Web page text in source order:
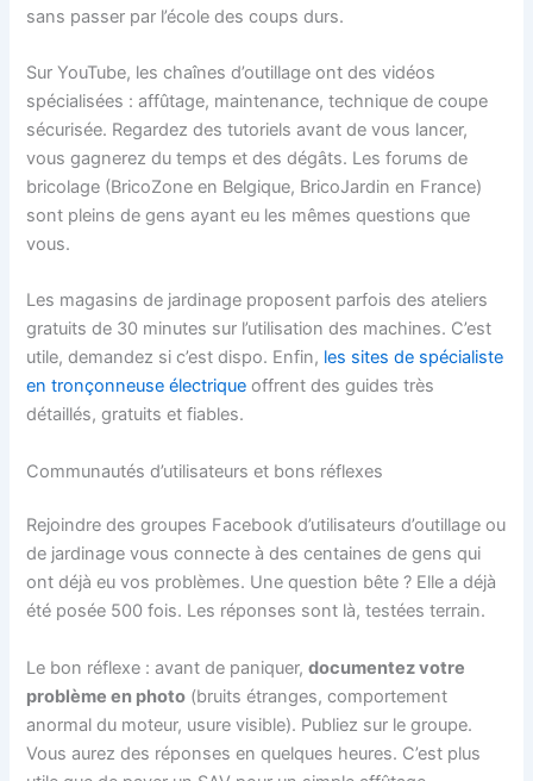
sans passer par l’école des coups durs.
Sur YouTube, les chaînes d’outillage ont des vidéos
spécialisées : affûtage, maintenance, technique de coupe
sécurisée. Regardez des tutoriels avant de vous lancer,
vous gagnerez du temps et des dégâts. Les forums de
bricolage (BricoZone en Belgique, BricoJardin en France)
sont pleins de gens ayant eu les mêmes questions que
vous.
Les magasins de jardinage proposent parfois des ateliers
gratuits de 30 minutes sur l’utilisation des machines. C’est
utile, demandez si c’est dispo. Enfin, les sites de spécialiste
en tronçonneuse électrique offrent des guides très
détaillés, gratuits et fiables.
Communautés d’utilisateurs et bons réflexes
Rejoindre des groupes Facebook d’utilisateurs d’outillage ou
de jardinage vous connecte à des centaines de gens qui
ont déjà eu vos problèmes. Une question bête ? Elle a déjà
été posée 500 fois. Les réponses sont là, testées terrain.
Le bon réflexe : avant de paniquer,documentez votre
problème en photo (bruits étranges, comportement
anormal du moteur, usure visible). Publiez sur le groupe.
Vous aurez des réponses en quelques heures. C’est plus